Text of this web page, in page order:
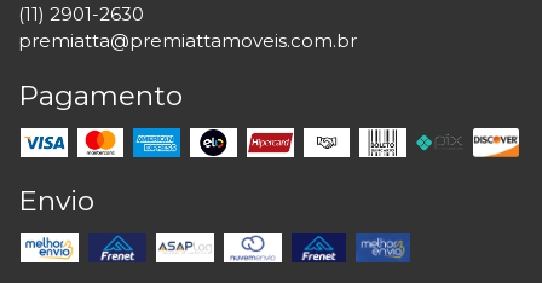
(11) 2901-2630
premiatta@premiattamoveis.com.br
Pagamento
Envio